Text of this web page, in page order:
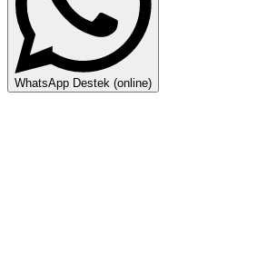
WhatsApp Destek (online)